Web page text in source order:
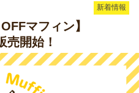
新着情報
マフィン】
売開始！